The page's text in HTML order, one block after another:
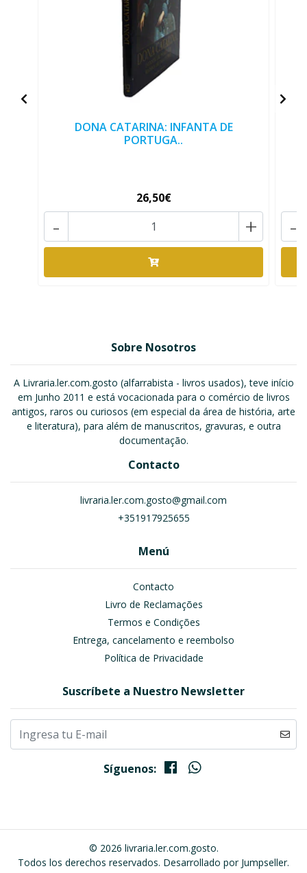
DONA CATARINA: INFANTA DE
PORTUGA..
26,50€
+
- -
Sobre Nosotros
A Livraria.ler.com.gosto (alfarrabista - livros usados), teve início
em Junho 2011 e está vocacionada para o comércio de livros
antigos, raros ou curiosos (em especial da área de história, arte
e literatura), para além de manuscritos, gravuras, e outra
documentação.
Contacto
livraria.ler.com.gosto@gmail.com
+351917925655
Menú
Contacto
Livro de Reclamações
Termos e Condições
Entrega, cancelamento e reembolso
Política de Privacidade
Suscríbete a Nuestro Newsletter
Síguenos:
© 2026 livraria.ler.com.gosto.
Todos los derechos reservados. Desarrollado por Jumpseller.